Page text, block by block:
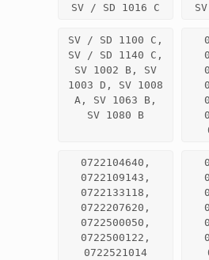
SV / SD 1016 C
SV / SD 1100 C,
SV / SD 1140 C,
SV 1002 B, SV
1003 D, SV 1008
A, SV 1063 B,
SV 1080 B
0722104640,
0722109143,
0722133118,
0722207620,
0722500050,
0722500122,
0722521014